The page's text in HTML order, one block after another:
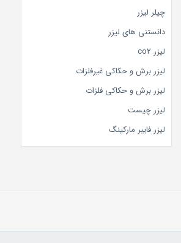
چیلر لیزر
دانستنی های لیزر
لیزر co2
لیزر برش و حکاکی غیرفلزات
لیزر برش و حکاکی فلزات
لیزر چیست
لیزر فایبر مارکینگ